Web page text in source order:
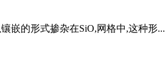
嵌的形式掺杂在SiO,网格中,这种形...